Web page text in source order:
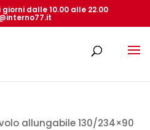
dalle 10.00 alle 22.00
allungabile 130/234×90